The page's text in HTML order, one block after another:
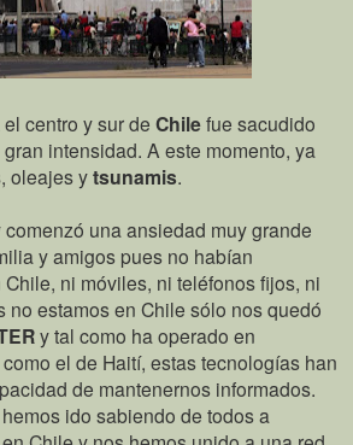
centro y sur de Chilefue sacudido
intensidad. A este momento, ya
oleajes ytsunamis.
una ansiedad muy grande
y amigos pues no habían
ni móviles, ni teléfonos fijos, ni
no estamos en Chile sólo nos quedó
y tal como ha operado en
el de Haití, estas tecnologías han
de mantenernos informados.
ido sabiendo de todos a